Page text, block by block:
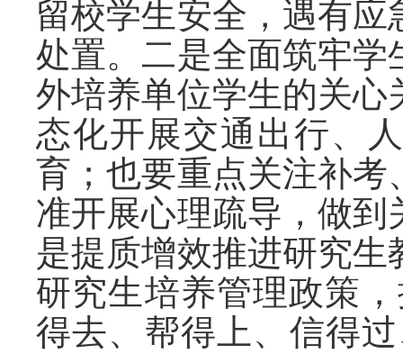
留校学生安全，遇有
处置。二是全面筑牢学
外培养单位学生的关心
态化开展交通出行、
育；也要重点关注补
准开展心理疏导，做
是提质增效推进研究
研究生培养管理政策
得去、帮得上、信得